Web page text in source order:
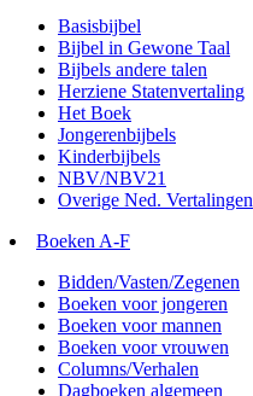
Basisbijbel
Bijbel in Gewone Taal
Bijbels andere talen
Herziene Statenvertaling
Het Boek
Jongerenbijbels
Kinderbijbels
NBV/NBV21
Overige Ned. Vertalingen
Boeken A-F
Bidden/Vasten/Zegenen
Boeken voor jongeren
Boeken voor mannen
Boeken voor vrouwen
Columns/Verhalen
Dagboeken algemeen